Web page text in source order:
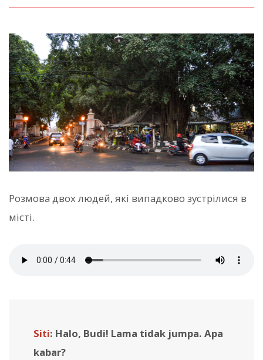
Розмова двох людей, які випадково зустрілися в
місті.
Siti: Halo, Budi! Lama tidak jumpa. Apa
kabar?